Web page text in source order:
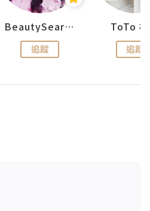
BeautySearch
追蹤
ToTo
追蹤